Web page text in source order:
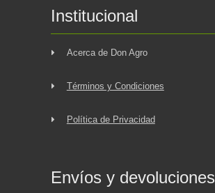
Institucional
Acerca de Don Agro
Términos y Condiciones
Política de Privacidad
Envíos y devoluciones